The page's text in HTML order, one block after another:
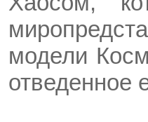
модели
отведенное